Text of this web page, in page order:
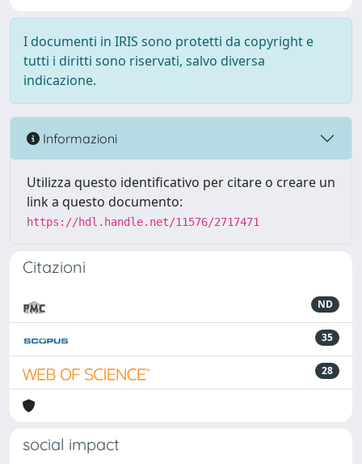
I documenti in IRIS sono protetti da copyright e
tutti i diritti sono riservati, salvo diversa
indicazione.
Informazioni
Utilizza questo identificativo per citare o creare un
link a questo documento:
https://hdl.handle.net/11576/2717471
Citazioni
ND
35
28
social impact